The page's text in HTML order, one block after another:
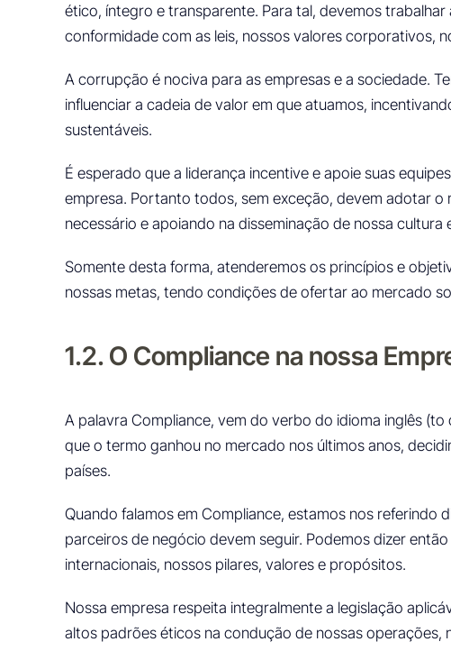
ético, íntegro e transparente. Para tal, devemos
conformidade com as leis, nossos valores corporativos,
A corrupção é nociva para as empresas e a sociedade.
influenciar a cadeia de valor em que atuamos,
sustentáveis.
É esperado que a liderança incentive e apoie suas
empresa. Portanto todos, sem exceção, devem adotar
necessário e apoiando na disseminação de nossa cultura
Somente desta forma, atenderemos os princípios e
nossas metas, tendo condições de ofertar ao mercado
1.2. O Compliance na nossa
A palavra Compliance, vem do verbo do idioma inglês
que o termo ganhou no mercado nos últimos anos,
países.
Quando falamos em Compliance, estamos nos
parceiros de negócio devem seguir. Podemos dizer
internacionais, nossos pilares, valores e propósitos.
Nossa empresa respeita integralmente a legislação
altos padrões éticos na condução de nossas